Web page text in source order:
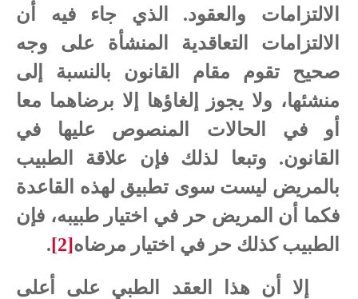
الالتزامات والعقود. الذي جاء فيه أن
الالتزامات التعاقدية المنشأة على وجه
صحيح تقوم مقام القانون بالنسبة إلى
منشئها، ولا يجوز إلغاؤها إلا برضاهما معا
أو في الحالات المنصوص عليها في
القانون. وتبعا لذلك فإن علاقة الطبيب
بالمريض ليست سوى تطبيق لهذه القاعدة
فكما أن المريض حر في اختيار طبيبه، فإن
الطبيب كذلك حر في اختيار مرضاه[2]
.
إلا أن هذا العقد الطبي على أعلى